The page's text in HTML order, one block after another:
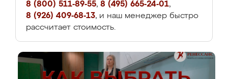
8 (800) 511-89-55, 8 (495) 665-24-01,
8 (926) 409-68-13, и наш менеджер быстро
рассчитает стоимость.